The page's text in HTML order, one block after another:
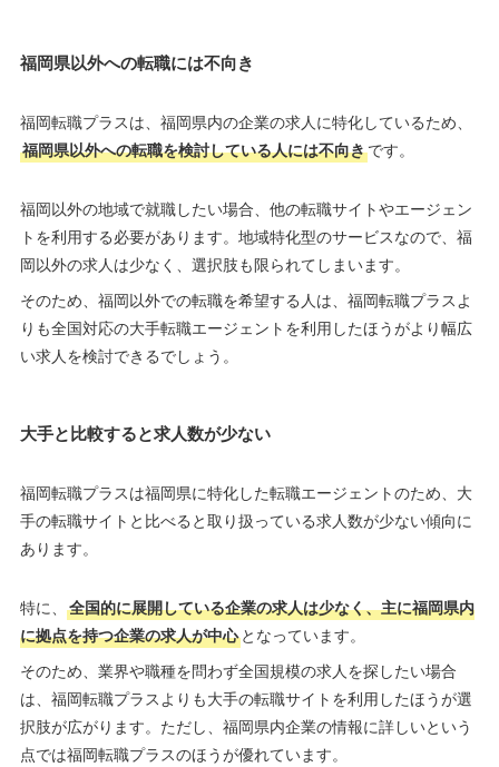
福岡県以外への転職には不向き
福岡転職プラスは、福岡県内の企業の求人に特化しているため、
福岡県以外への転職を検討している人には不向きです。
福岡以外の地域で就職したい場合、他の転職サイトやエージェン
トを利用する必要があります。地域特化型のサービスなので、福
岡以外の求人は少なく、選択肢も限られてしまいます。
そのため、福岡以外での転職を希望する人は、福岡転職プラスよ
りも全国対応の大手転職エージェントを利用したほうがより幅広
い求人を検討できるでしょう。
大手と比較すると求人数が少ない
福岡転職プラスは福岡県に特化した転職エージェントのため、大
手の転職サイトと比べると取り扱っている求人数が少ない傾向に
あります。
特に、 全国的に展開している企業の求人は少なく、主に福岡県内
に拠点を持つ企業の求人が中心となっています。
そのため、業界や職種を問わず全国規模の求人を探したい場合
は、福岡転職プラスよりも大手の転職サイトを利用したほうが選
択肢が広がります。ただし、福岡県内企業の情報に詳しいという
点では福岡転職プラスのほうが優れています。